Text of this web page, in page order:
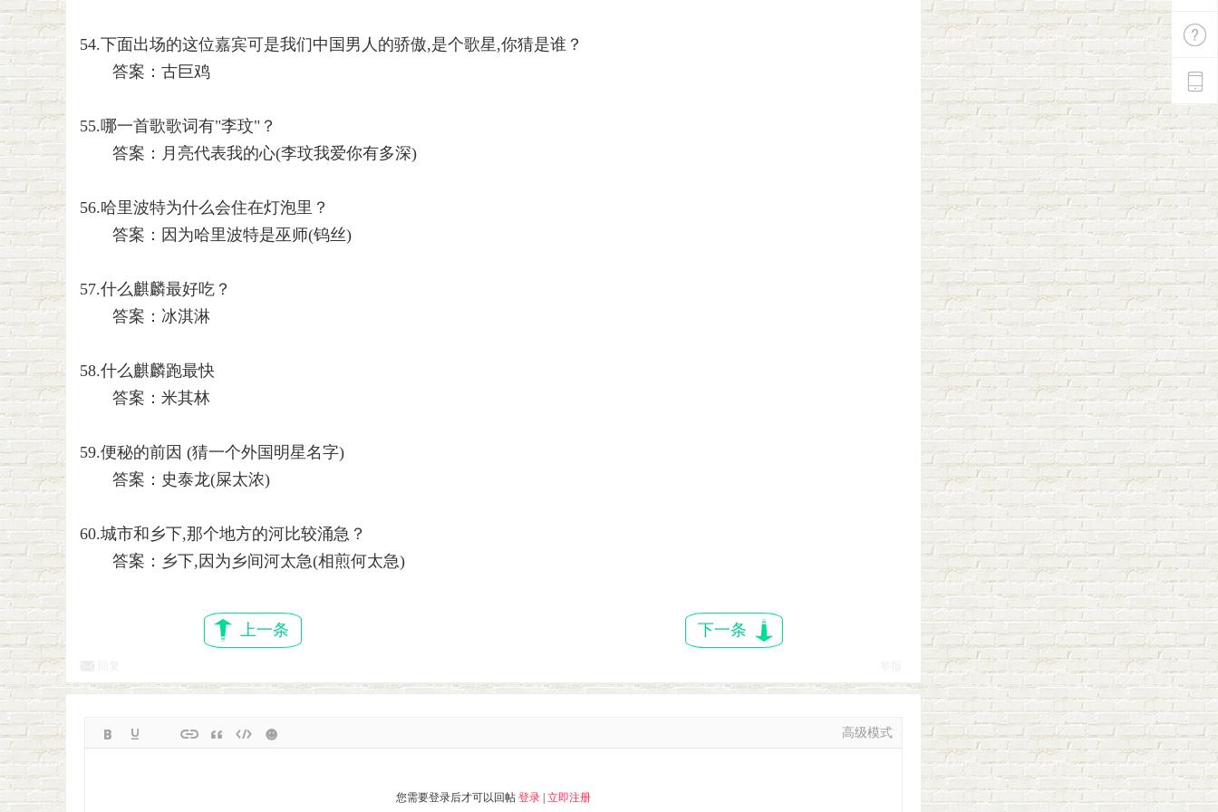
54.下面出场的这位嘉宾可是我们中国男人的骄傲,是个歌星,你猜是谁？
答案：古巨鸡
55.哪一首歌歌词有"李玟"？
答案：月亮代表我的心(李玟我爱你有多深)
56.哈里波特为什么会住在灯泡里？
答案：因为哈里波特是巫师(钨丝)
57.什么麒麟最好吃？
答案：冰淇淋
58.什么麒麟跑最快
答案：米其林
59.便秘的前因 (猜一个外国明星名字)
答案：史泰龙(屎太浓)
60.城市和乡下,那个地方的河比较涌急？
答案：乡下,因为乡间河太急(相煎何太急)
上一条 下一条
高级模式
您需要登录后才可以回帖 登录 立即注册